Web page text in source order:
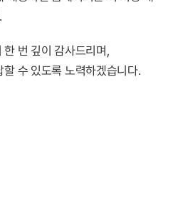
번 깊이 감사드리며,
수 있도록 노력하겠습니다.